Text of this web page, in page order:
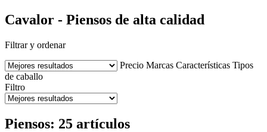
Cavalor - Piensos de alta calidad
Filtrar y ordenar
Precio Marcas Características Tipos
de caballo
Filtro
Piensos: 25 artículos